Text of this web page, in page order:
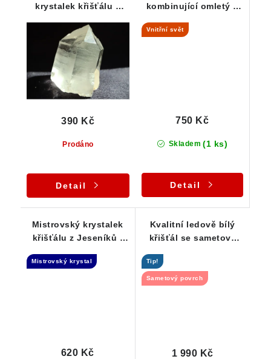
krystalek křišťálu s
čistotou
Prodáno
390 Kč
Detail
kombinující omletý a
Vnitřní svět
Skladem (1 ks)
750 Kč
Detail
Mistrovský krystalek
křišťálu z Jeseníků -
Mistrovský krystal
620 Kč
Kvalitní ledově bílý
křišťál se sametově
Tip!
Sametový povrch
1 990 Kč